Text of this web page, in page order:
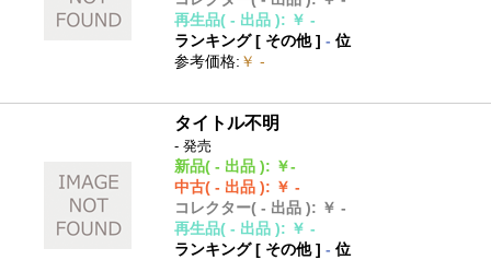
再生品( - 出品 ): ￥ -
ランキング [ その他]- 位
参考価格: ￥ -
タイトル不明
- 発売
新品( - 出品 ): ￥-
中古( - 出品 ): ￥ -
コレクター( - 出品 ): ￥ -
再生品( - 出品 ): ￥ -
ランキング [ その他]- 位